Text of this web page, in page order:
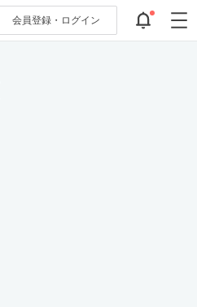
会員登録・ ログイン